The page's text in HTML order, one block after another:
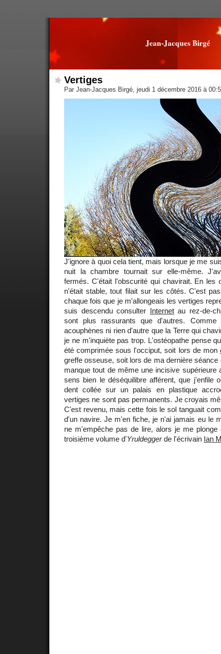
Jean-Jacques Birgé
Vertiges
Par Jean-Jacques Birgé, jeudi 1 décembre 2016 à
J'ignore à quoi cela tient, mais lorsque je me
nuit la chambre tournait sur elle-même.
fermés. C'était l'obscurité qui chavirait. En les
n'était stable, tout filait sur les côtés. C'est
chaque fois que je m'allongeais les vertiges
suis descendu consulter Internetau rez-de-
sont plus rassurants que d'autres.
acouphènes ni rien d'autre que la Terre qui
je ne m'inquiète pas trop. L'ostéopathe pense
été comprimée sous l'occiput, soit lors de mon
greffe osseuse, soit lors de ma dernière
manque tout de même une incisive supérieure
sens bien le déséquilibre afférent, que j'enfile
dent collée sur un palais en plastique
vertiges ne sont pas permanents. Je croyais
C'est revenu, mais cette fois le sol tanguait
d'un navire. Je m'en fiche, je n'ai jamais eu le
ne m'empêche pas de lire, alors je me
troisième volume d'Yruldeggerde l'écrivain Ian